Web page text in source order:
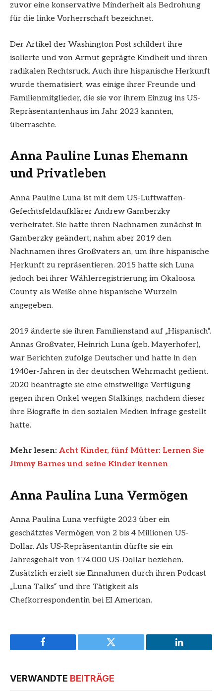
zuvor eine konservative Minderheit als Bedrohung
für die linke Vorherrschaft bezeichnet.
Der Artikel der Washington Post schildert ihre
isolierte und von Armut geprägte Kindheit und ihren
radikalen Rechtsruck. Auch ihre hispanische Herkunft
wurde thematisiert, was einige ihrer Freunde und
Familienmitglieder, die sie vor ihrem Einzug ins US-
Repräsentantenhaus im Jahr 2023 kannten,
überraschte.
Anna Pauline Lunas Ehemann
und Privatleben
Anna Pauline Luna ist mit dem US-Luftwaffen-
Gefechtsfeldaufklärer Andrew Gamberzky
verheiratet. Sie hatte ihren Nachnamen zunächst in
Gamberzky geändert, nahm aber 2019 den
Nachnamen ihres Großvaters an, um ihre hispanische
Herkunft zu repräsentieren. 2015 hatte sich Luna
jedoch bei ihrer Wählerregistrierung im Okaloosa
County als Weiße ohne hispanische Wurzeln
angegeben.
2019 änderte sie ihren Familienstand auf „Hispanisch“.
Annas Großvater, Heinrich Luna (geb. Mayerhofer),
war Berichten zufolge Deutscher und hatte in den
1940er-Jahren in der deutschen Wehrmacht gedient.
2020 beantragte sie eine einstweilige Verfügung
gegen ihren Onkel wegen Stalkings, nachdem dieser
ihre Biografie in den sozialen Medien infrage gestellt
hatte.
Mehr lesen: Acht Kinder, fünf Mütter: Lernen Sie
Jimmy Barnes und seine Kinder kennen
Anna Paulina Luna Vermögen
Anna Paulina Luna verfügte 2023 über ein
geschätztes Vermögen von 2 bis 4 Millionen US-
Dollar. Als US-Repräsentantin dürfte sie ein
Jahresgehalt von 174.000 US-Dollar beziehen.
Zusätzlich erzielt sie Einnahmen durch ihren Podcast
„Luna Talks“ und ihre Tätigkeit als
Chefkorrespondentin bei EI American.
Facebook Twitter LinkedIn
VERWANDTE BEITRÄGE